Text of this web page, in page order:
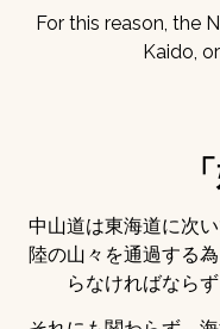
For this reason, the
Kaido,
中山道は東海道に次
陸の山々を通過する
らなければなら